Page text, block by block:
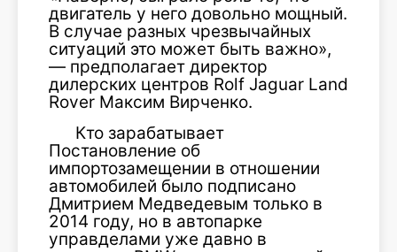
двигатель у него довольно мощный.
В случае разных чрезвычайных
ситуаций это может быть важно»,
— предполагает директор
дилерских центров Rolf Jaguar Land
Rover Максим Вирченко.
Кто зарабатывает
Постановление об
импортозамещении в отношении
автомобилей было подписано
Дмитрием Медведевым только в
2014 году, но в автопарке
управделами уже давно в